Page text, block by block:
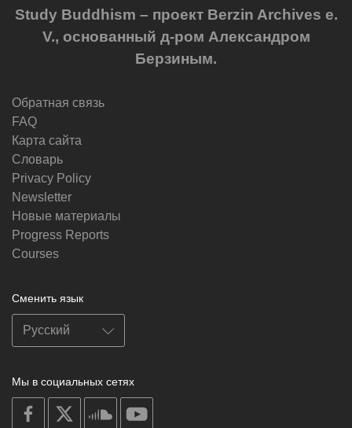
Study Buddhism – проект Berzin Archives e.
V., основанный д-ром Александром
Берзиным.
Обратная связь
FAQ
Карта сайта
Словарь
Privacy Policy
Newsletter
Новые материалы
Progress Reports
Courses
Сменить язык
Мы в социальных сетях
on
facebook
soundcloud